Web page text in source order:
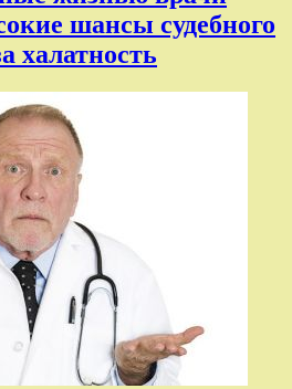
шансы судебного
халатность